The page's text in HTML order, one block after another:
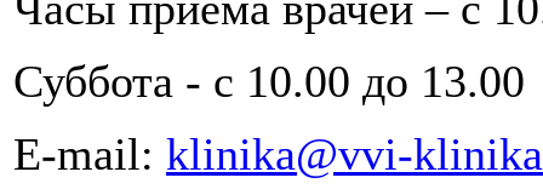
Суббота - с 10.00 до 13.00
Е-mail: klinika@vvi-